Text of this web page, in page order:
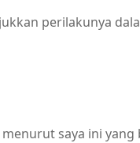
perilakunya
menurut saya ini yang